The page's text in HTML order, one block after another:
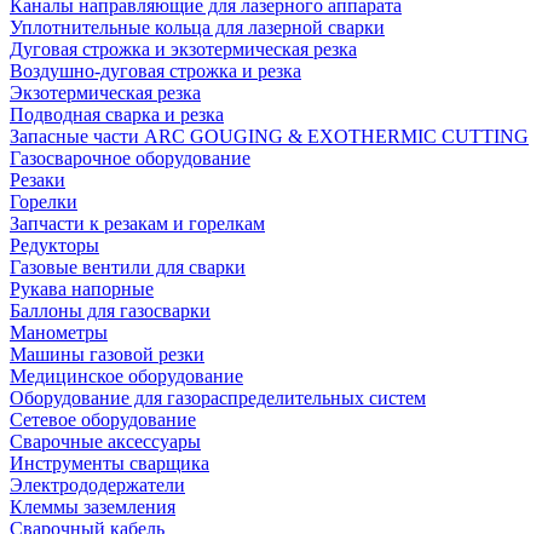
Каналы направляющие для лазерного аппарата
Уплотнительные кольца для лазерной сварки
Дуговая строжка и экзотермическая резка
Воздушно-дуговая строжка и резка
Экзотермическая резка
Подводная сварка и резка
Запасные части ARC GOUGING & EXOTHERMIC CUTTING
Газосварочное оборудование
Резаки
Горелки
Запчасти к резакам и горелкам
Редукторы
Газовые вентили для сварки
Рукава напорные
Баллоны для газосварки
Манометры
Машины газовой резки
Медицинское оборудование
Оборудование для газораспределительных систем
Сетевое оборудование
Сварочные аксессуары
Инструменты сварщика
Электрододержатели
Клеммы заземления
Сварочный кабель